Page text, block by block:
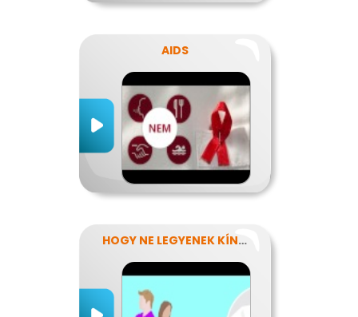
AIDS
HOGY NE LEGYENEK KÍNOS TITKOK